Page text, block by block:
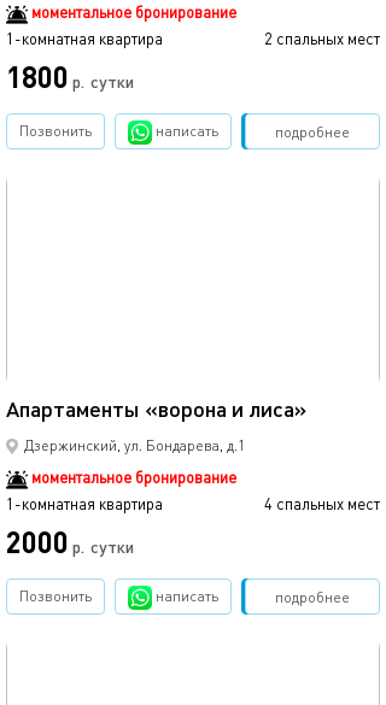
моментальное бронирование
1-комнатная квартира
2 спальных мест
1800 р. сутки
подробнее
Позвонить написать Забронировать
Апартаменты «ворона и лиса»
Дзержинский, ул. Бондарева, д.1
моментальное бронирование
1-комнатная квартира
4 спальных мест
2000 р. сутки
подробнее
Позвонить написать Забронировать